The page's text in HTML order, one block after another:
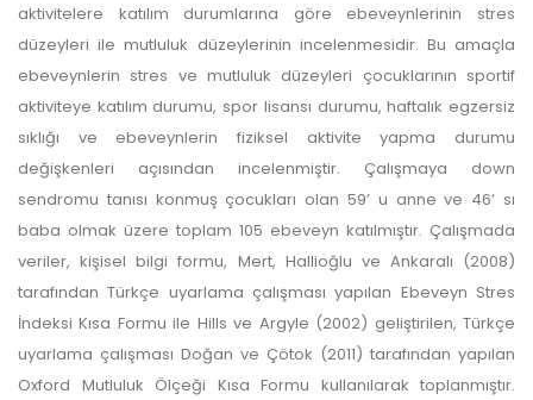
aktivitelere katılım durumlarına göre ebeveynlerinin stres
düzeyleri ile mutluluk düzeylerinin incelenmesidir. Bu amaçla
ebeveynlerin stres ve mutluluk düzeyleri çocuklarının sportif
aktiviteye katılım durumu, spor lisansı durumu, haftalık egzersiz
sıklığı ve ebeveynlerin fiziksel aktivite yapma durumu
değişkenleri açısından incelenmiştir. Çalışmaya down
sendromu tanısı konmuş çocukları olan 59’ u anne ve 46’ sı
baba olmak üzere toplam 105 ebeveyn katılmıştır. Çalışmada
veriler, kişisel bilgi formu, Mert, Hallioğlu ve Ankaralı (2008)
tarafından Türkçe uyarlama çalışması yapılan Ebeveyn Stres
İndeksi Kısa Formu ile Hills ve Argyle (2002) geliştirilen, Türkçe
uyarlama çalışması Doğan ve Çötok (2011) tarafından yapılan
Oxford Mutluluk Ölçeği Kısa Formu kullanılarak toplanmıştır.